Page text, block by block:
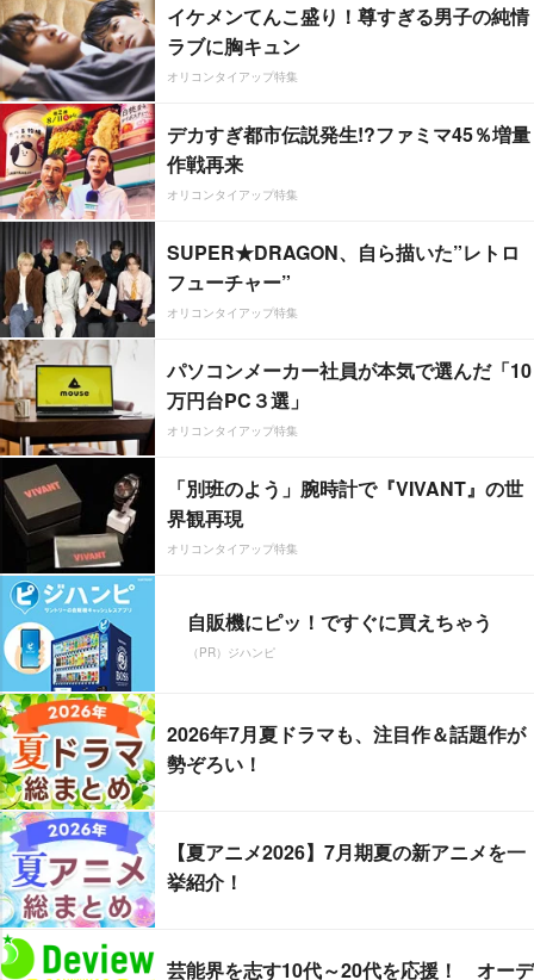
イケメンてんこ盛り！尊すぎる男子の純情
ラブに胸キュン
オリコンタイアップ特集
デカすぎ都市伝説発生!?ファミマ45％増量
作戦再来
オリコンタイアップ特集
SUPER★DRAGON、自ら描いた”レトロ
フューチャー”
オリコンタイアップ特集
パソコンメーカー社員が本気で選んだ「10
万円台PC３選」
オリコンタイアップ特集
「別班のよう」腕時計で『VIVANT』の世
界観再現
オリコンタイアップ特集
自販機にピッ！ですぐに買えちゃう
（PR）ジハンピ
2026年7月夏ドラマも、注目作＆話題作が
勢ぞろい！
【夏アニメ2026】7月期夏の新アニメを一
挙紹介！
芸能界を志す10代～20代を応援！ オーデ